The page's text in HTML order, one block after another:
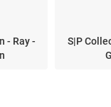
- Ray -
S|P